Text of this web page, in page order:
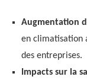
Augmentation
en climatisation
des entreprises.
Impacts sur la